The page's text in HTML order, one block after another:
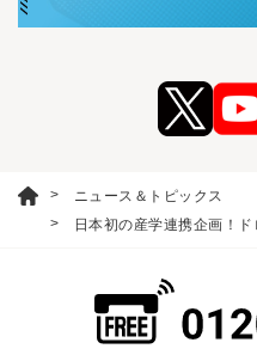
ニュース＆トピックス
日本初の産学連携企画！